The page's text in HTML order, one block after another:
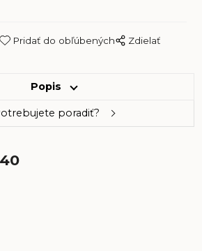
Pridať do obľúbených Zdielať
Popis
poradiť?